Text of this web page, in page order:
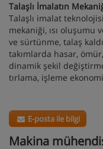
Talaşlı İmalatın
Talaşlı imalat
mekaniği, ısı oluşumu
ve sürtünme, talaş
takımlarda hasar,
dinamik şekil
tırlama, işleme
E-posta ile bilgi
Makina